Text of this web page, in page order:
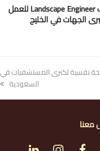
مطلوب Landscape Engineer للعمل
الجهات في الخليج
نفسية لكبرى المستشفيات في
السعودية
معنا